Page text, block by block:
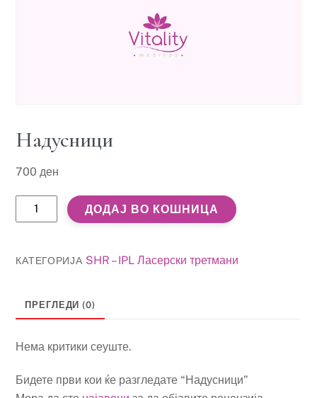
Надусници
700ден
Надусници
количина
ДОДАЈ ВО КОШНИЦА
КАТЕГОРИЈА SHR – IPL Ласерски третмани
ПРЕГЛЕДИ (0)
Нема критики сеуште.
Бидете први кои ќе разгледате “Надусници”